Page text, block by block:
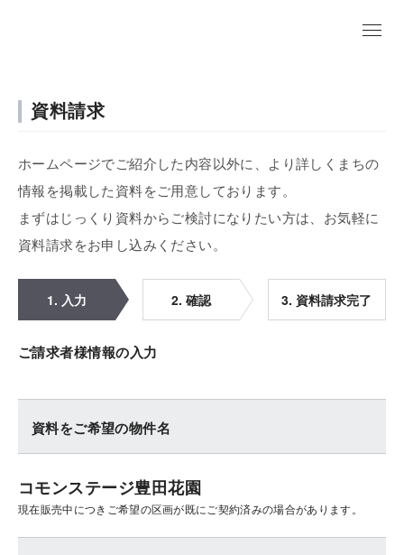
資料請求
ホームページでご紹介した内容以外に、より詳しくまちの
情報を掲載した資料をご用意しております。
まずはじっくり資料からご検討になりたい方は、お気軽に
資料請求をお申し込みください。
1. 入力 2. 確認 3. 資料請求完了
ご請求者様情報の入力
資料をご希望の物件名
コモンステージ豊田花園
現在販売中につきご希望の区画が既にご契約済みの場合があります。